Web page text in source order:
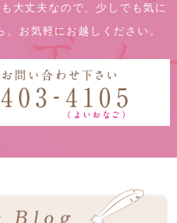
大丈夫なので、少しでも気に
お気軽にお越しください。